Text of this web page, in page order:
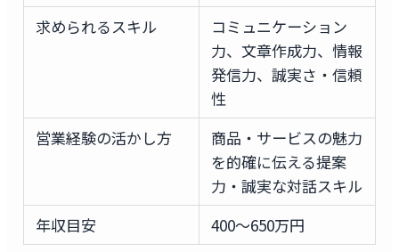
求められるスキル
コミュニケーション
力、文章作成力、情報
発信力、誠実さ・信頼
性
営業経験の活かし方
商品・サービスの魅力
を的確に伝える提案
力・誠実な対話スキル
年収目安
400〜650万円